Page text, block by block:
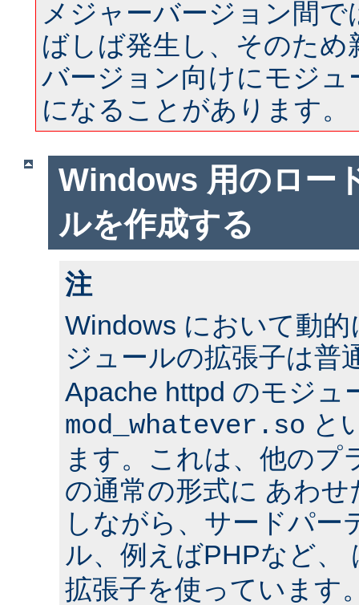
メジャーバージョン間
ばしば発生し、そのため
バージョン向けにモジュ
になることがあります。
Windows 用のロー
ルを作成する
注
Windows において動
ジュールの拡張子は普
Apache httpd のモジュ
mod_whatever.so と
ます。これは、他のプ
の通常の形式に あわ
しながら、サードパー
ル、例えばPHPなど、
拡張子を使っています